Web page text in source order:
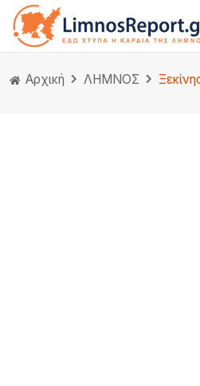
Αρχική ΛΗΜΝΟΣ